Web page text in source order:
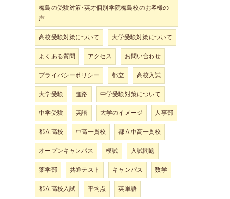
梅島の受験対策･英才個別学院梅島校のお客様の
声
高校受験対策について 大学受験対策について
よくある質問 アクセス お問い合わせ
プライバシーポリシー 都立 高校入試
大学受験 進路 中学受験対策について
中学受験 英語 大学のイメージ 人事部
都立高校 中高一貫校 都立中高一貫校
オープンキャンパス 模試 入試問題
薬学部 共通テスト キャンパス 数学
都立高校入試 平均点 英単語